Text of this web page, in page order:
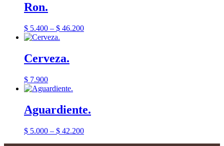
Ron.
$ 5.400 – $ 46.200
Cerveza.
$ 7.900
Aguardiente.
$ 5.000 – $ 42.200